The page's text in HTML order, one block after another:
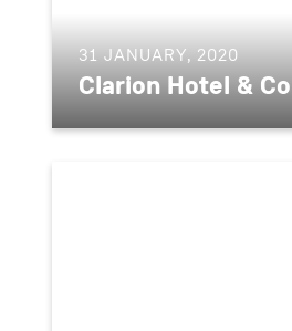
31 JANUARY, 2020
Clarion Hotel &